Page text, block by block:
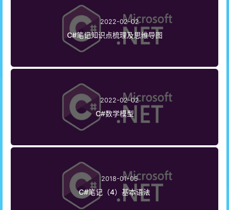
2022-02-02
C#笔记知识点梳理及思维导图
2022-02-02
C#数学模型
2018-01-05
C#笔记（4）基本语法